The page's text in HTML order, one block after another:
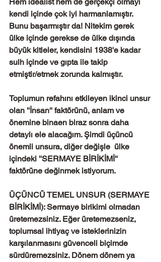
kendi içinde çok iyi harmanlamıştır.
Bunu başarmıştır da! Nitekim gerek
ülke içinde gerekse de ülke dışında
büyük kitleler, kendisini 1938'e kadar
sulh içinde ve gıpta ile takip
etmiştir/etmek zorunda kalmıştır.
Toplumun refahını etkileyen ikinci unsur
olan ''İnsan'' faktörünü, anlam ve
önemine binaen biraz sonra daha
detaylı ele alacağım. Şimdi üçüncü
önemli unsura, diğer değişle  ülke
içindeki ''SERMAYE BİRİKİMİ''
faktörüne değinmek istiyorum.
ÜÇÜNCÜ TEMEL UNSUR (SERMAYE
BİRİKİMİ): Sermaye birikimi olmadan
üretemezsiniz. Eğer üretemezseniz,
toplumsal ihtiyaç ve isteklerinizin
karşılanmasını güvenceli biçimde
sürdüremezsiniz. Dönem dönem ya